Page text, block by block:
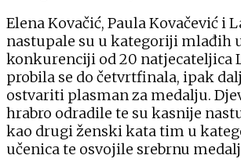
Elena Kovačić, Paula Kovačević i
nastupale su u kategoriji mlađih
konkurenciji od 20 natjecateljica
probila se do četvrtfinala, ipak
ostvariti plasman za medalju.
hrabro odradile te su kasnije
kao drugi ženski kata tim u
učenica te osvojile srebrnu